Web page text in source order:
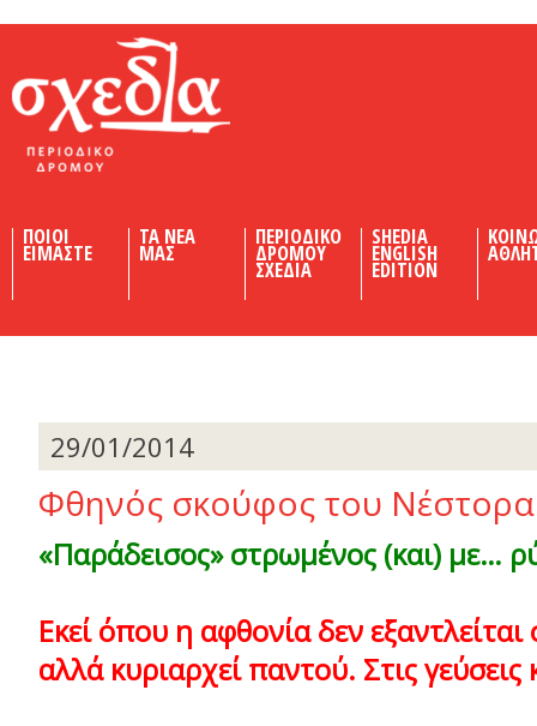
ΠΟΙΟΙ
ΕΙΜΑΣΤΕ
ΤΑ ΝΕΑ
ΜΑΣ
ΠΕΡΙΟΔΙΚΟ
ΔΡΟΜΟΥ
ΣΧΕΔΙΑ
SHEDIA
ENGLISH
EDITION
29/01/2014
Φθηνός σκούφος του
«Παράδεισος» στρωμένος (και) με…
Εκεί όπου η αφθονία δεν
αλλά κυριαρχεί παντού. Στις γεύσεις